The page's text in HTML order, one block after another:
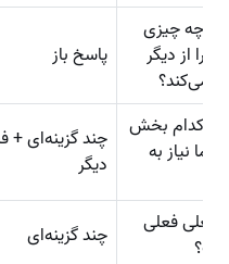
چه چیزی
را از دیگر
می‌کند؟
پاسخ باز
کدام بخش
ما نیاز به
چند گزینه‌ای +
دیگر
فعلی
چند گزینه‌ای